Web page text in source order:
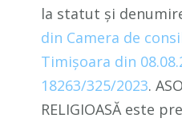
la statut și
din Camera de
Timișoara din
18263/325/2023.
RELIGIOASĂ este